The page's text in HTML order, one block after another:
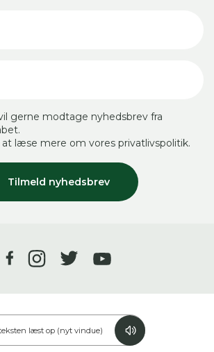
Tilmeld nyhedsbrev
gerne modtage nyhedsbrev fra
læse mere om vores privatlivspolitik.
læst op (nyt vindue)